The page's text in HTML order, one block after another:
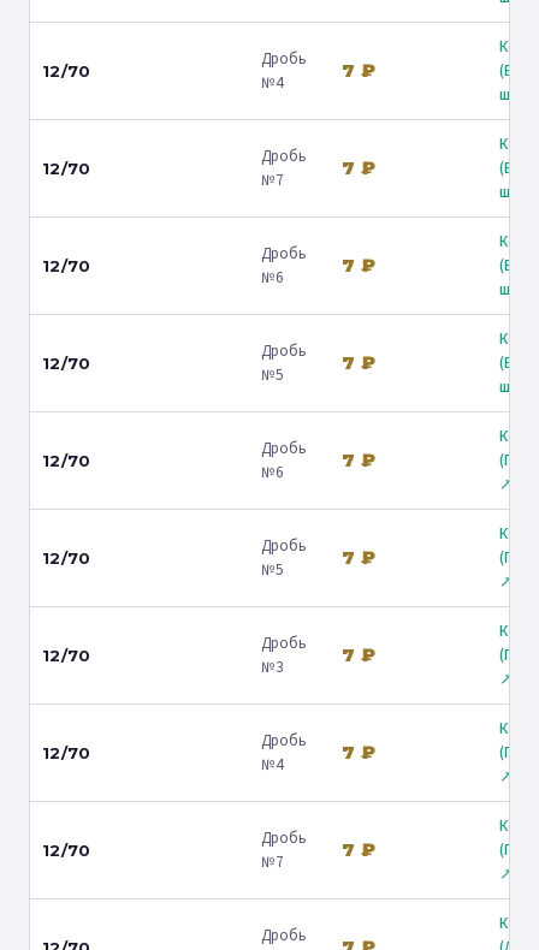
12/70
Дробь
№4
7 ₽
ш.) ↗
12/70
Дробь
№7
7 ₽
ш.) ↗
12/70
Дробь
№6
7 ₽
ш.) ↗
12/70
Дробь
№5
7 ₽
ш.) ↗
12/70
Дробь
№6
7 ₽
↗
12/70
Дробь
№5
7 ₽
↗
12/70
Дробь
№3
7 ₽
↗
12/70
Дробь
№4
7 ₽
↗
12/70
Дробь
№7
7 ₽
↗
Дробь